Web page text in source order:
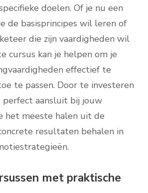
doelen. Of je nu een
de basisprincipes wil leren of
die zijn vaardigheden wil
cursus kan je helpen om je
effectief te
te passen. Door te investeren
perfect aansluit bij jouw
het meeste halen uit de
resultaten behalen in
met praktische